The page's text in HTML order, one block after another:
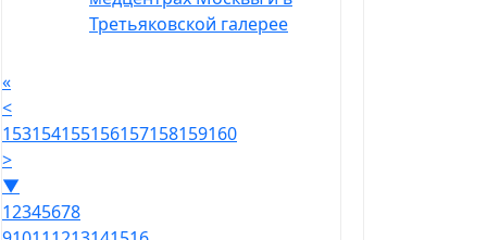
Третьяковской галерее
«
<
153154155156157158159160
>
▼
12345678